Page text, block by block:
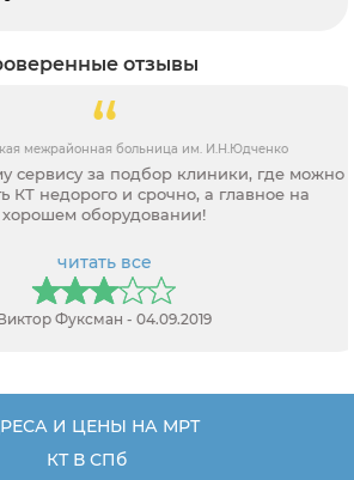
отзывы
межрайонная больница им. И.Н.Юдченко
за подбор клиники, где можно
недорого и срочно, а главное на
оборудовании!
читать все
Фуксман - 04.09.2019
И ЦЕНЫ НА МРТ
КТ В СПб